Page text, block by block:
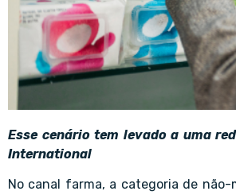
Esse cenário tem levado a uma
International
No canal farma, a categoria de